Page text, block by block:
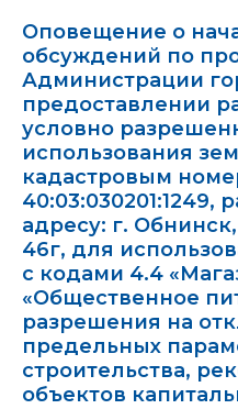
Оповещение о
обсуждений по
Администрации
предоставлении
условно
использования
кадастровым
40:03:030201:1249,
адресу: г.
46г, для
с кодами 4.4
«Общественное
разрешения на
предельных
строительства,
объектов